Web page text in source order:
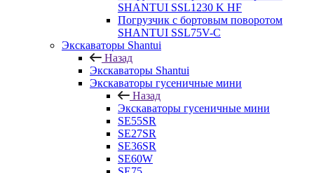
SHANTUI SSL1230 K HF
Погрузчик с бортовым поворотом
SHANTUI SSL75V-C
Экскаваторы Shantui
Назад
Экскаваторы Shantui
Экскаваторы гусеничные мини
Назад
Экскаваторы гусеничные мини
SE55SR
SE27SR
SE36SR
SE60W